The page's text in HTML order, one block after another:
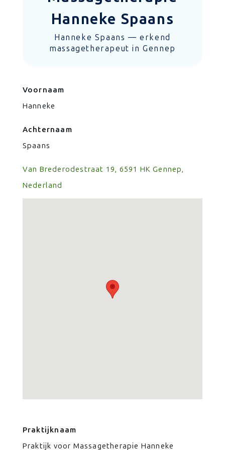
Hanneke Spaans
Hanneke Spaans — erkend
massagetherapeut in Gennep
Voornaam
Hanneke
Achternaam
Spaans
Van Brederodestraat 19, 6591 HK Gennep,
Nederland
Praktijknaam
Praktijk voor Massagetherapie Hanneke